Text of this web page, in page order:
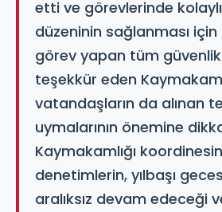
etti ve görevlerinde
düzeninin sağlanması
görev yapan tüm
teşekkür eden
vatandaşların da alınan
uymalarının önemine
Kaymakamlığı
denetimlerin, yılbaşı
aralıksız devam edeceği